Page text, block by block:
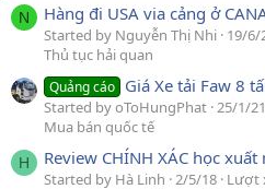
N Hàng đi USA via cảng ở
Started by Nguyễn Thị Nhi 19/6/
Thủ tục hải quan
Quảng cáo Giá Xe tải Faw 8
Started by oToHungPhat 25/1/21
Mua bán quốc tế
H Review CHÍNH XÁC học
Started by Hà Linh 2/5/18 Lượt